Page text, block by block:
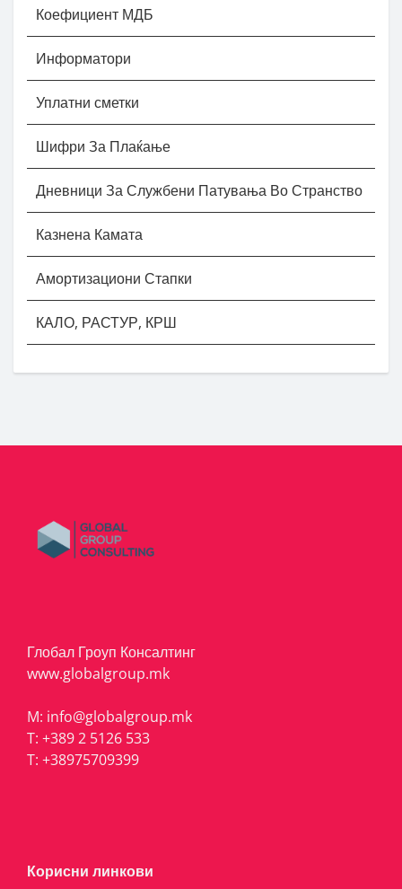
Коефициент МДБ
Информатори
Уплатни сметки
Шифри За Плаќање
Дневници За Службени Патувања Во Странство
Казнена Камата
Амортизациони Стапки
КАЛО, РАСТУР, КРШ
Глобал Гроуп Консалтинг
www.globalgroup.mk
M: info@globalgroup.mk
T: +389 2 5126 533
T: +38975709399
Корисни линкови